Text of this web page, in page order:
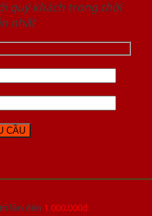
quý khách trong thời
nhất
lên đến 1.000.000đ